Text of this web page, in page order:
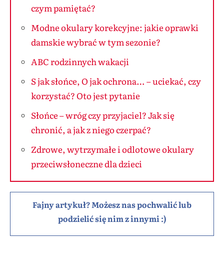
czym pamiętać?
Modne okulary korekcyjne: jakie oprawki
damskie wybrać w tym sezonie?
ABC rodzinnych wakacji
S jak słońce, O jak ochrona… – uciekać, czy
korzystać? Oto jest pytanie
Słońce – wróg czy przyjaciel? Jak się
chronić, a jak z niego czerpać?
Zdrowe, wytrzymałe i odlotowe okulary
przeciwsłoneczne dla dzieci
Fajny artykuł? Możesz nas pochwalić lub
podzielić się nim z innymi :)